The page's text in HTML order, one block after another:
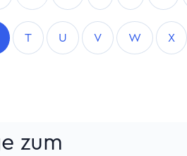
T U V W X
zum